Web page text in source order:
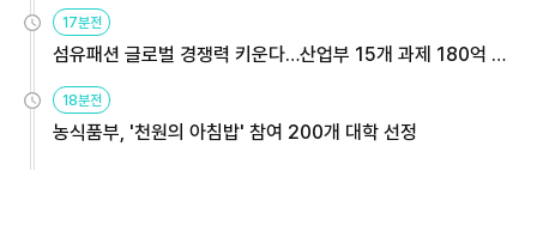
17분전
섬유패션 글로벌 경쟁력 키운다…산업부 15개 과제 180억 지
원
18분전
농식품부, '천원의 아침밥' 참여 200개 대학 선정